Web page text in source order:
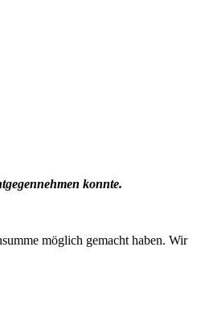
konnte.
möglich gemacht haben. Wir